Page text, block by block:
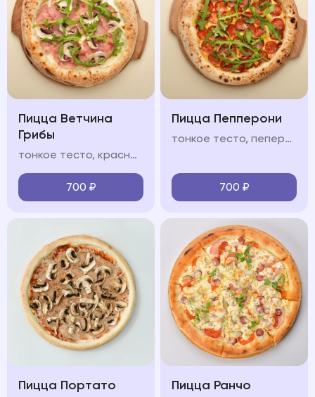
Пицца Ветчина
Грибы
тонкое тесто, красный/белый соус, ветчина, шампиньоны, моцарелла, руккола, пармезан
700 ₽
Пицца Пепперони
тонкое тесто, пеперони, салями, соус из томатов, моцарелла, руккола, пармезан
700 ₽
Пицца Портато Пицца Ранчо